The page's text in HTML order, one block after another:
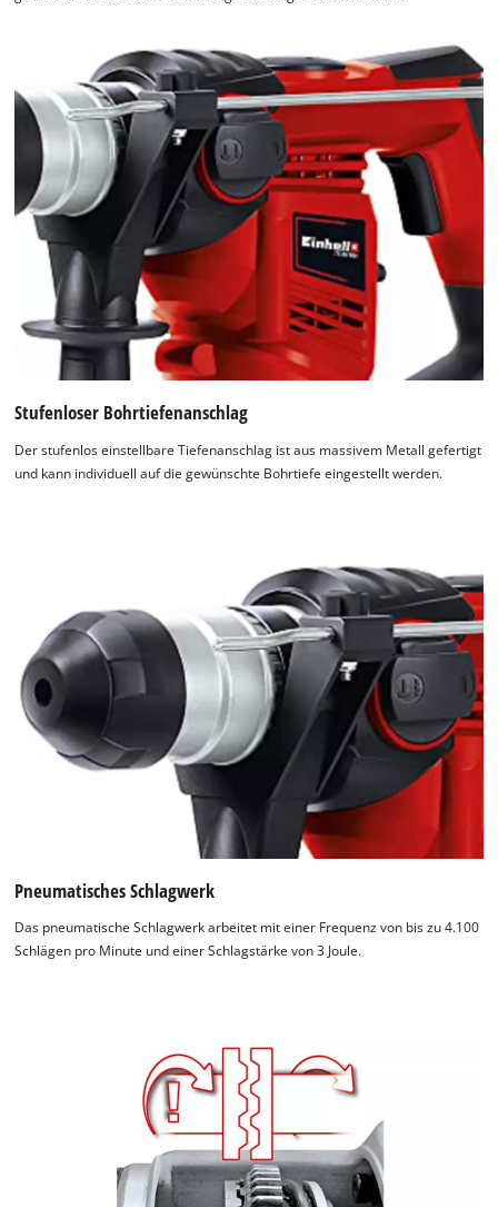
Stufenloser Bohrtiefenanschlag
Der stufenlos einstellbare Tiefenanschlag ist aus massivem Metall gefertigt
und kann individuell auf die gewünschte Bohrtiefe eingestellt werden.
Pneumatisches Schlagwerk
Das pneumatische Schlagwerk arbeitet mit einer Frequenz von bis zu 4.100
Schlägen pro Minute und einer Schlagstärke von 3 Joule.